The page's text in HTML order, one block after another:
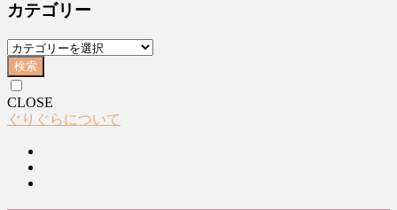
カテゴリー
検索
CLOSE
ぐりぐらについて